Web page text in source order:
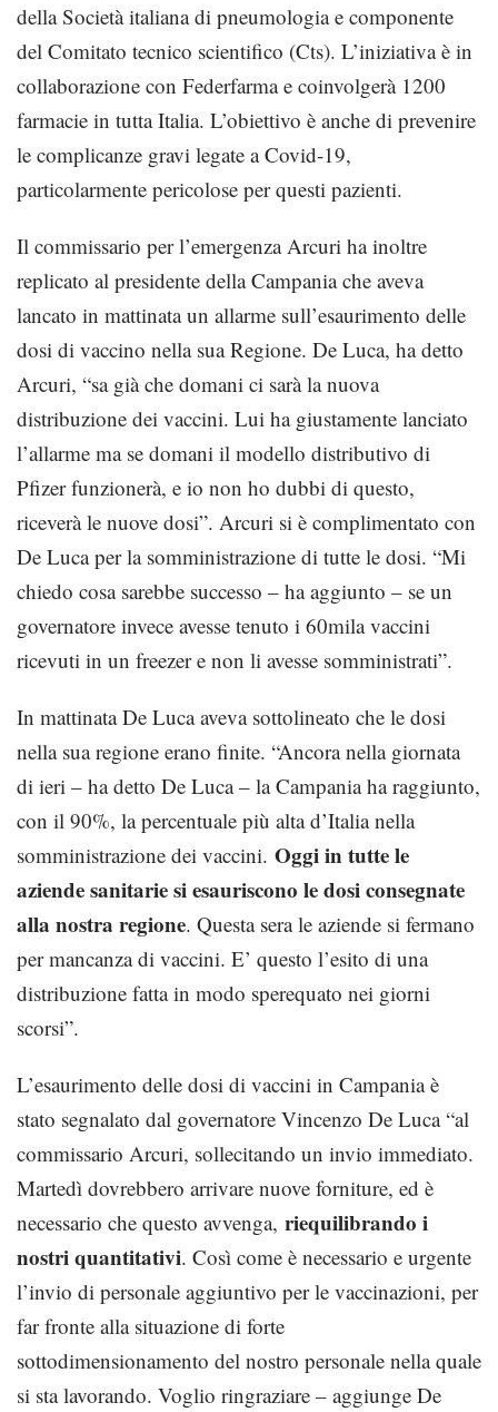
della Società italiana di pneumologia e componente
del Comitato tecnico scientifico (Cts). L’iniziativa è in
collaborazione con Federfarma e coinvolgerà 1200
farmacie in tutta Italia. L’obiettivo è anche di prevenire
le complicanze gravi legate a Covid-19,
particolarmente pericolose per questi pazienti.
Il commissario per l’emergenza Arcuri ha inoltre
replicato al presidente della Campania che aveva
lancato in mattinata un allarme sull’esaurimento delle
dosi di vaccino nella sua Regione. De Luca, ha detto
Arcuri, “sa già che domani ci sarà la nuova
distribuzione dei vaccini. Lui ha giustamente lanciato
l’allarme ma se domani il modello distributivo di
Pfizer funzionerà, e io non ho dubbi di questo,
riceverà le nuove dosi”. Arcuri si è complimentato con
De Luca per la somministrazione di tutte le dosi. “Mi
chiedo cosa sarebbe successo – ha aggiunto – se un
governatore invece avesse tenuto i 60mila vaccini
ricevuti in un freezer e non li avesse somministrati”.
In mattinata De Luca aveva sottolineato che le dosi
nella sua regione erano finite. “Ancora nella giornata
di ieri – ha detto De Luca – la Campania ha raggiunto,
con il 90%, la percentuale più alta d’Italia nella
somministrazione dei vaccini. Oggi in tutte le
aziende sanitarie si esauriscono le dosi consegnate
alla nostra regione. Questa sera le aziende si fermano
per mancanza di vaccini. E’ questo l’esito di una
distribuzione fatta in modo sperequato nei giorni
scorsi”.
L’esaurimento delle dosi di vaccini in Campania è
stato segnalato dal governatore Vincenzo De Luca “al
commissario Arcuri, sollecitando un invio immediato.
Martedì dovrebbero arrivare nuove forniture, ed è
necessario che questo avvenga, riequilibrando i
nostri quantitativi. Così come è necessario e urgente
l’invio di personale aggiuntivo per le vaccinazioni, per
far fronte alla situazione di forte
sottodimensionamento del nostro personale nella quale
si sta lavorando. Voglio ringraziare – aggiunge De